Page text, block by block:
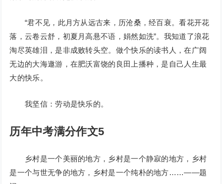
“君不见，此月方从远古来，历沧桑，经百衰。看花开花
落，云卷云舒，初夏月高悬不语，娟然如洗”。我知道了浪花
淘尽英雄泪，是非成败转头空。做个快乐的读书人，在广阔
无边的大海遨游，在肥沃富饶的良田上播种，是自己人生最
大的快乐。
我坚信：劳动是快乐的。
历年中考满分作文5
乡村是一个美丽的地方，乡村是一个静寂的地方，乡村
是一个与世无争的地方，乡村是一个纯朴的地方……——题